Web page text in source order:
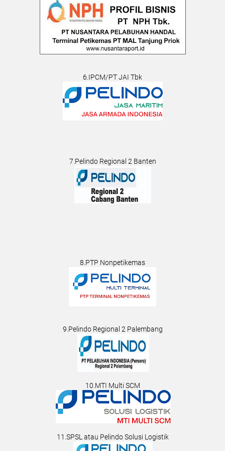
6.IPCM/PT JAI Tbk
7.Pelindo Regional 2 Banten
8.PTP Nonpetikemas
9.Pelindo Regional 2 Palembang
10.MTI Multi SCM
11.SPSL atau Pelindo Solusi Logistik